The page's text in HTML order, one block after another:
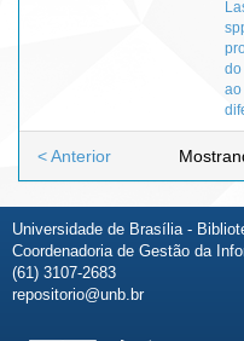
do
ao
< Anterior
Universidade de Brasília -
Coordenadoria de Gestão da
(61) 3107-2683
repositorio@unb.br